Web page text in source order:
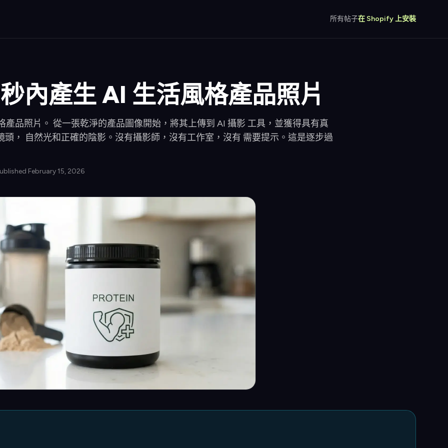
所有帖子在 Shopify 上安裝
內產生 AI 生活風格產品照片
產品照片。 從一張乾淨的產品圖像開始，將其上傳到 AI 攝影 工具，並獲得具有真
， 自然光和正確的陰影。沒有攝影師，沒有工作室，沒有 需要提示。這是逐步過
February 15, 2026